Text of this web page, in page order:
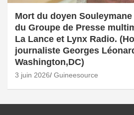
Mort du doyen
du Groupe de Presse
La Lance et Lynx Radio.
journaliste Georges
Washington,DC)
3 juin 2026 Guineesource